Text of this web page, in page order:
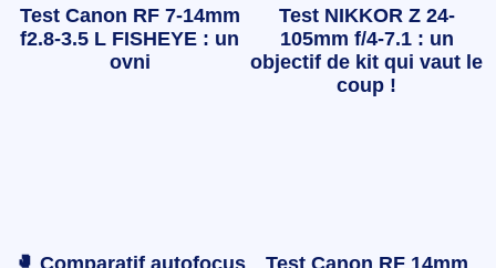
Test Canon RF 7-14mm
f2.8-3.5 L FISHEYE : un
ovni
Test NIKKOR Z 24-
105mm f/4-7.1 : un
objectif de kit qui vaut le
coup !